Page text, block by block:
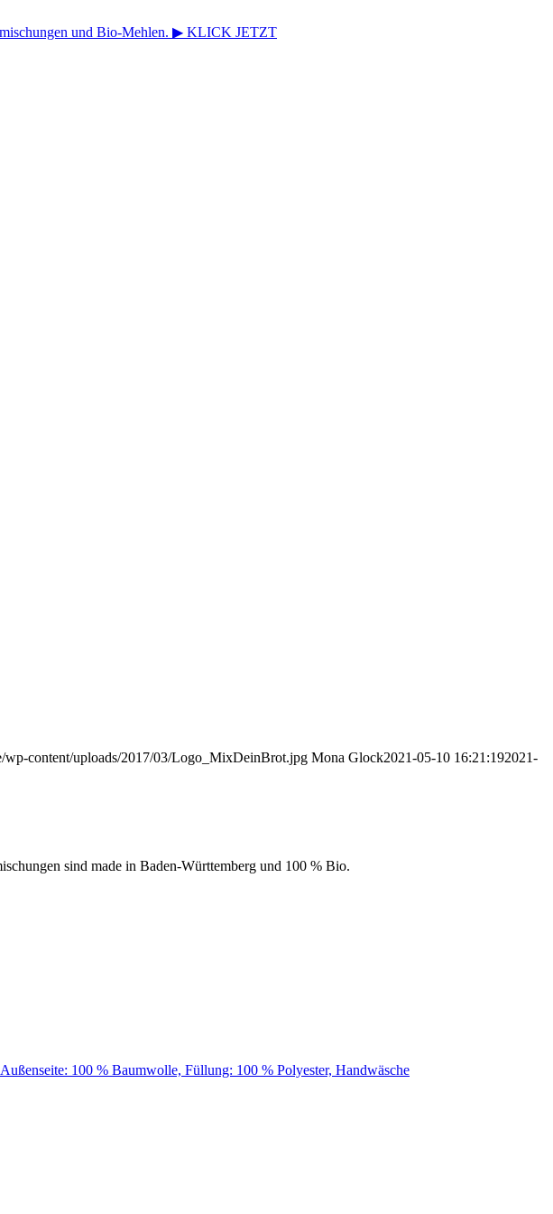
wp-content/uploads/2017/03/Logo_MixDeinBrot.jpg Mona Glock2021-05-10 16:21:192021-
sind made in Baden-Württemberg und 100 % Bio.
100 % Baumwolle, Füllung: 100 % Polyester, Handwäsche